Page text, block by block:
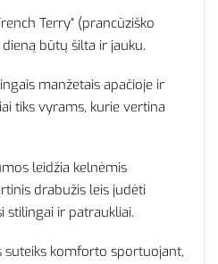
Terry“ (prancūziško
būtų šilta ir jauku.
manžetais apačioje ir
tiks vyrams, kurie vertina
leidžia kelnėmis
drabužis leis judėti
stilingai ir patraukliai.
komforto sportuojant,